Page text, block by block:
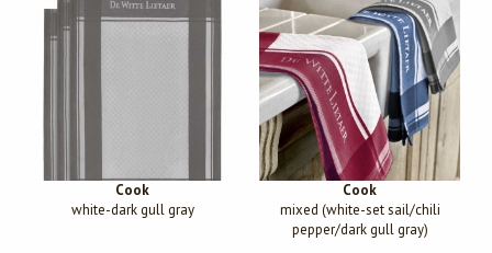
Cook
white-dark gull gray
Cook
mixed (white-set sail/chili
pepper/dark gull gray)